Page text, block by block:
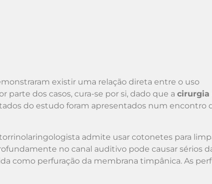
existir uma relação direta entre o uso
parte dos casos, cura-se por si, dado que a cirurgia
do estudo foram apresentados num encontro
admite usar cotonetes para
no canal auditivo pode causar sérios
como perfuração da membrana timpânica. As